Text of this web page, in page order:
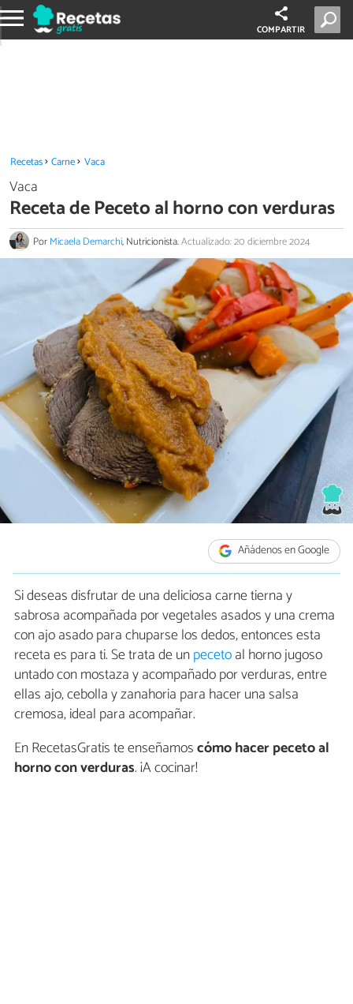
COMPARTIR
Recetas Carne Vaca
Vaca
Receta de Peceto al horno con verduras
PorMicaela Demarchi, Nutricionista.Actualizado: 20 diciembre 2024
Añádenos en Google
Si deseas disfrutar de una deliciosa carne tierna y
sabrosa acompañada por vegetales asados y una crema
con ajo asado para chuparse los dedos, entonces esta
receta es para ti. Se trata de unpecetoal horno jugoso
untado con mostaza y acompañado por verduras, entre
ellas ajo, cebolla y zanahoria para hacer una salsa
cremosa, ideal para acompañar.
En RecetasGratis te enseñamoscómo hacer peceto al
horno con verduras. ¡A cocinar!